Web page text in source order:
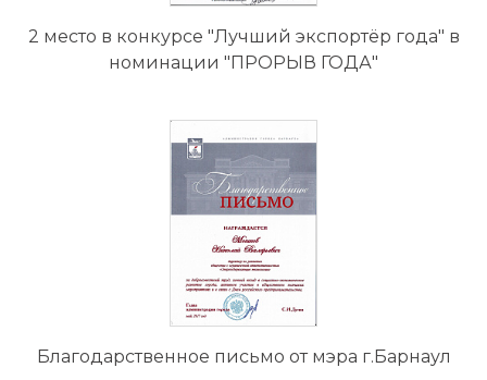
2 место в конкурсе "Лучший экспортёр года" в
номинации "ПРОРЫВ ГОДА"
Благодарственное письмо от мэра г.Барнаул